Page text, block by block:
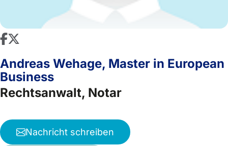
Andreas Wehage, Master in European
Business
Rechtsanwalt, Notar
Nachricht schreiben